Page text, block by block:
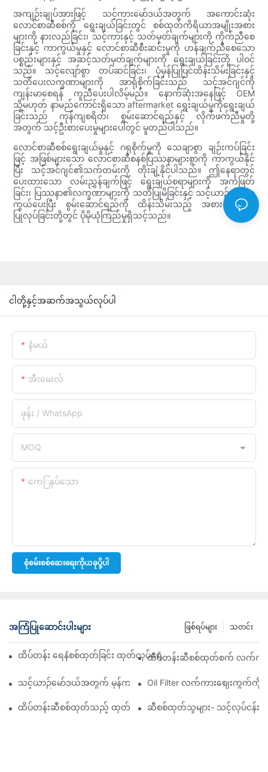
အကျဉ်းချုပ်အားဖြင့် သင့်ကားမော်ဒယ်အတွက် အကောင်းဆုံး
လောင်စာဆီစစ်ကို ရွေးချယ်ခြင်းတွင် စစ်ထုတ်ကိရိယာအမျိုးအစား
များကို နားလည်ခြင်း၊ သင့်ကားနှင့် သတ်မှတ်ချက်များကို ကိုက်ညီစေ
ခြင်းနှင့် ကာကွယ်မှုနှင့် လောင်စာဆီစီးဆင်းမှုကို ဟန်ချက်ညီစေသော
ပစ္စည်းများနှင့် အဆင့်သတ်မှတ်ချက်များကို ရွေးချယ်ခြင်းတို့ ပါဝင်
သည်။ သင့်လျော်စွာ တပ်ဆင်ခြင်း၊ ပုံမှန်ပြုပြင်ထိန်းသိမ်းခြင်းနှင့်
သတိပေးလက္ခဏာများကို အာရုံစိုက်ခြင်းသည် သင့်အင်ဂျင်ကို
ကျန်းမာစေရန် ကူညီပေးပါလိမ့်မည်။ နောက်ဆုံးအနေဖြင့် OEM
သို့မဟုတ် နာမည်ကောင်းရှိသော aftermarket ရွေးချယ်မှုကိုရွေးချယ်
ခြင်းသည် ကုန်ကျစရိတ်၊ စွမ်းဆောင်ရည်နှင့် လိုက်ဖက်ညီမှုတို့
အတွက် သင့်ဦးစားပေးမှုများပေါ်တွင် မူတည်ပါသည်။
လောင်စာဆီစစ်ရွေးချယ်မှုနှင့် ဂရုစိုက်မှုကို သေချာစွာ ချဉ်းကပ်ခြင်း
ဖြင့် အဖြစ်များသော လောင်စာဆီစနစ်ပြဿနာများစွာကို ကာကွယ်နိုင်
ပြီး သင့်အင်ဂျင်၏သက်တမ်းကို တိုးချဲ့နိုင်ပါသည်။ ဤနေရာတွင်
ပေးထားသော လမ်းညွှန်ချက်ဖြင့် ရွေးချယ်စရာများကို အကဲဖြတ်
ခြင်း၊ ပြဿနာ၏လက္ခဏာများကို သတိပြုမိခြင်းနှင့် သင့်ယာဉ်ကို ကာ
ကွယ်ပေးပြီး စွမ်းဆောင်ရည်ကို ထိန်းသိမ်းသည့် အစားထိုးမှုများ
ပြုလုပ်ခြင်းတို့တွင် ပိုမိုယုံကြည်မှုရှိသင့်သည်။
ငါတို့နှင့်အဆက်အသွယ်လုပ်ပါ
နံမယ်
အီးမေးလ်
ဖုန်း / WhatsApp
MOQ
ကေြနပ်သော
စုံစမ်းစစ်ဆေးရေးကိုယခုပို့ပါ
အကြံပြုဆောင်းပါးများ သတင်း
ဖြစ်ရပ်များ
ထိပ်တန်း ရေနံစစ်ထုတ်ခြင်း ထုတ်လုပ်ရေးကုမ္ပဏီများ- ပြည့်စုံသော ခ
ထိပ်တန်းဆီစစ်ထုတ်စက် လက်ကား
သင့်ယာဉ်မော်ဒယ်အတွက် မှန်ကန်သော ဆီစစ်ထုတ်စက်ကို ရွေးချယ်ခြင်း-
Oil Filter လက်ကားစျေးကွက်ကို
ထိပ်တန်းဆီစစ်ထုတ်သည့် ထုတ်လုပ်သူများနှင့် ၎င်းတို့၏ ဆန်းသစ်တီထွင်မှု
ဆီစစ်ထုတ်သူများ- သင့်လုပ်ငန်း